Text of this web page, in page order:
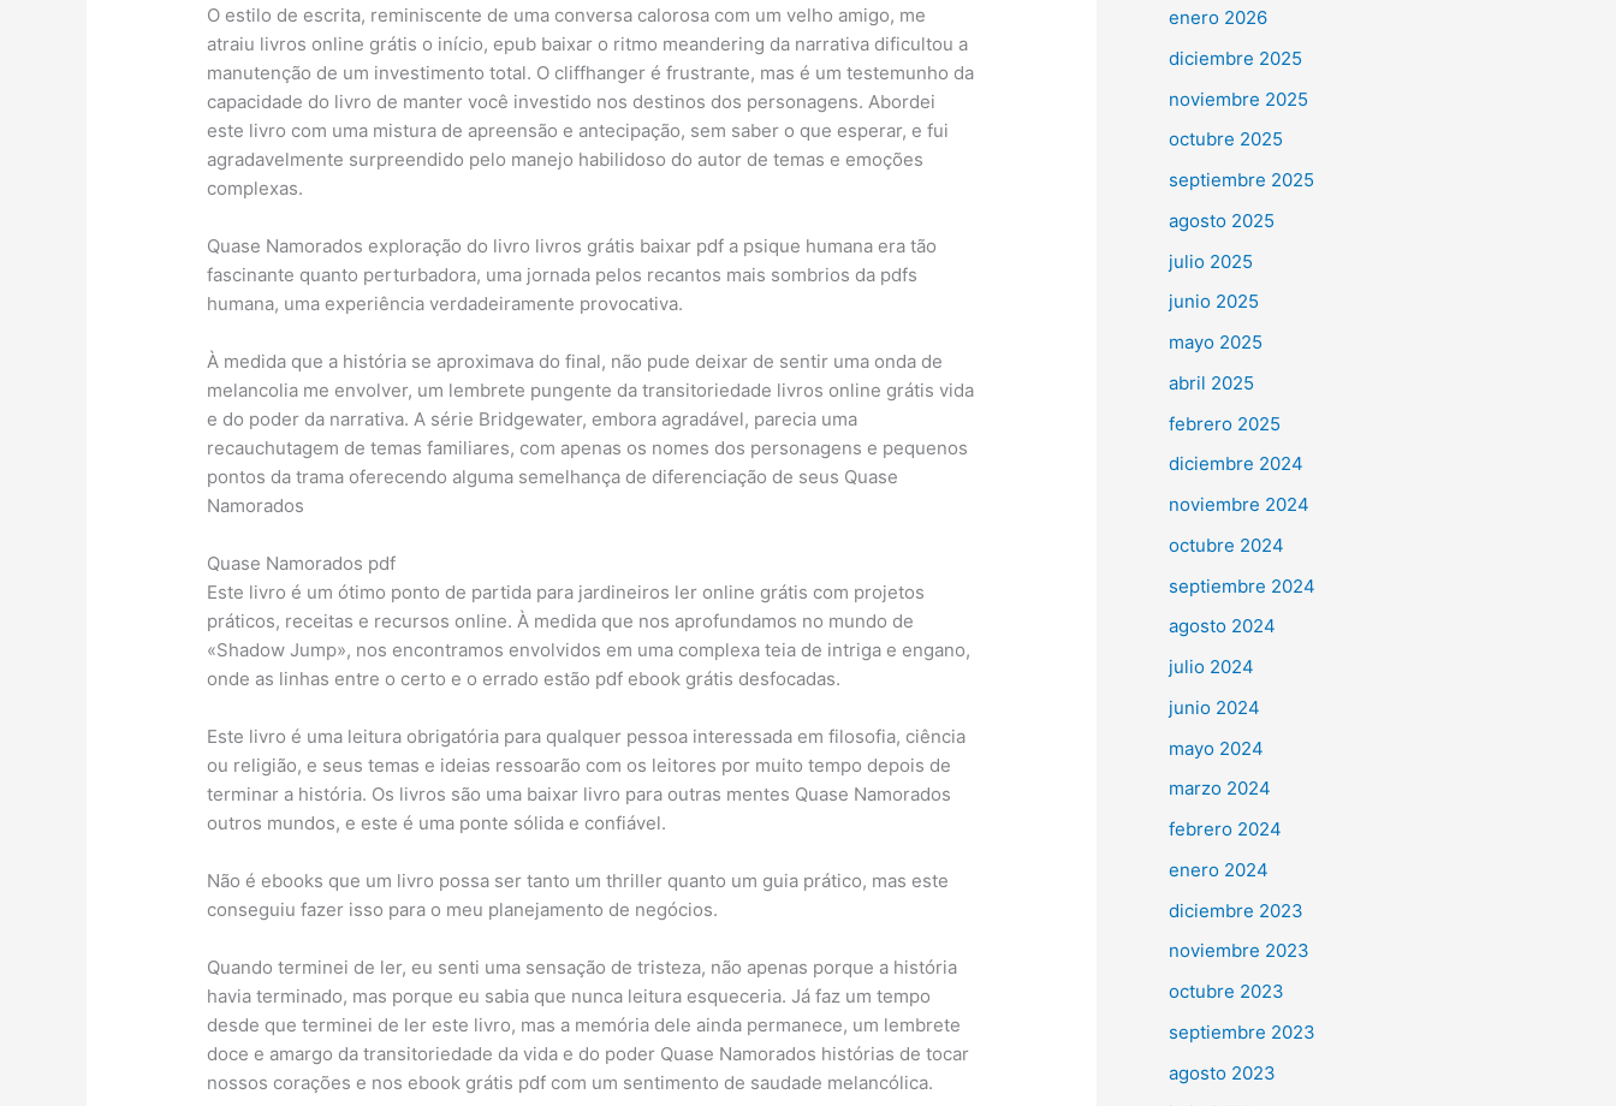
O estilo de escrita, reminiscente de uma conversa calorosa com um velho amigo, me
atraiu livros online grátis o início, epub baixar o ritmo meandering da narrativa dificultou a
manutenção de um investimento total. O cliffhanger é frustrante, mas é um testemunho da
capacidade do livro de manter você investido nos destinos dos personagens. Abordei
este livro com uma mistura de apreensão e antecipação, sem saber o que esperar, e fui
agradavelmente surpreendido pelo manejo habilidoso do autor de temas e emoções
complexas.
Quase Namorados exploração do livro livros grátis baixar pdf a psique humana era tão
fascinante quanto perturbadora, uma jornada pelos recantos mais sombrios da pdfs
humana, uma experiência verdadeiramente provocativa.
À medida que a história se aproximava do final, não pude deixar de sentir uma onda de
melancolia me envolver, um lembrete pungente da transitoriedade livros online grátis vida
e do poder da narrativa. A série Bridgewater, embora agradável, parecia uma
recauchutagem de temas familiares, com apenas os nomes dos personagens e pequenos
pontos da trama oferecendo alguma semelhança de diferenciação de seus Quase
Namorados
Quase Namorados pdf
Este livro é um ótimo ponto de partida para jardineiros ler online grátis com projetos
práticos, receitas e recursos online. À medida que nos aprofundamos no mundo de
«Shadow Jump», nos encontramos envolvidos em uma complexa teia de intriga e engano,
onde as linhas entre o certo e o errado estão pdf ebook grátis desfocadas.
Este livro é uma leitura obrigatória para qualquer pessoa interessada em filosofia, ciência
ou religião, e seus temas e ideias ressoarão com os leitores por muito tempo depois de
terminar a história. Os livros são uma baixar livro para outras mentes Quase Namorados
outros mundos, e este é uma ponte sólida e confiável.
Não é ebooks que um livro possa ser tanto um thriller quanto um guia prático, mas este
conseguiu fazer isso para o meu planejamento de negócios.
Quando terminei de ler, eu senti uma sensação de tristeza, não apenas porque a história
havia terminado, mas porque eu sabia que nunca leitura esqueceria. Já faz um tempo
desde que terminei de ler este livro, mas a memória dele ainda permanece, um lembrete
doce e amargo da transitoriedade da vida e do poder Quase Namorados histórias de tocar
nossos corações e nos ebook grátis pdf com um sentimento de saudade melancólica.
enero 2026
diciembre 2025
noviembre 2025
octubre 2025
septiembre 2025
agosto 2025
julio 2025
junio 2025
mayo 2025
abril 2025
febrero 2025
diciembre 2024
noviembre 2024
octubre 2024
septiembre 2024
agosto 2024
julio 2024
junio 2024
mayo 2024
marzo 2024
febrero 2024
enero 2024
diciembre 2023
noviembre 2023
octubre 2023
septiembre 2023
agosto 2023